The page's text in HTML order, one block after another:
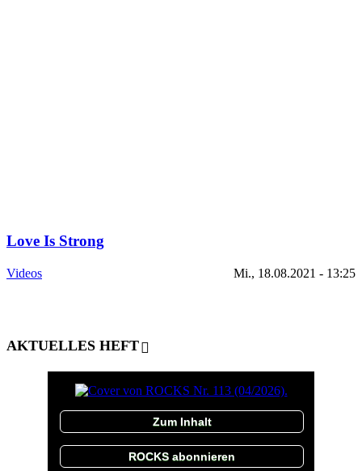
Love Is Strong
Videos Mi., 18.08.2021 - 13:25
AKTUELLES HEFT
Zum Inhalt
ROCKS abonnieren